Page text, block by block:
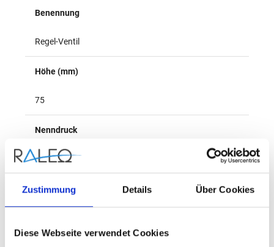
Zustimmung Details Über Cookies
Diese Webseite verwendet Cookies
Benennung
Regel-Ventil
Höhe (mm)
75
Nenndruck
PN25
Herstellername